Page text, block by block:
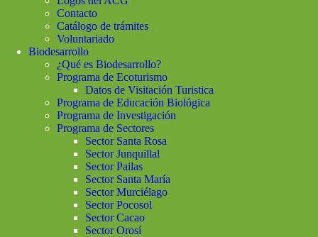
Contacto
Catálogo de trámites
Voluntariado
Biodesarrollo
¿Qué es Biodesarrollo?
Programa de Ecoturismo
Datos de Visitación Turistica
Programa de Educación Biológica
Programa de Investigación
Programa de Sectores
Sector Santa Rosa
Sector Junquillal
Sector Pailas
Sector Santa María
Sector Murciélago
Sector Pocosol
Sector Cacao
Sector Orosí